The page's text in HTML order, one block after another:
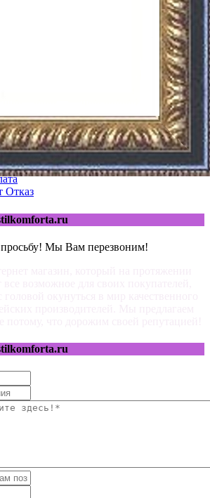
blogjquery.ru
Отказ
Мы Вам перезвоним!